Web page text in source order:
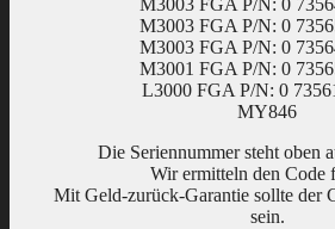
M3003 FGA P/N: 0
M3003 FGA P/N: 0
M3003 FGA P/N: 0
M3001 FGA P/N: 0
L3000 FGA P/N: 0
MY846
Die Seriennummer steht oben
Wir ermitteln den Code
Mit Geld-zurück-Garantie sollte der
sein.